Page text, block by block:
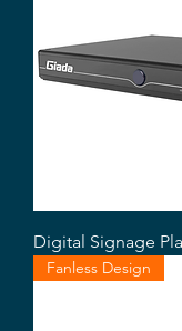
Digital Signage
Fanless Design